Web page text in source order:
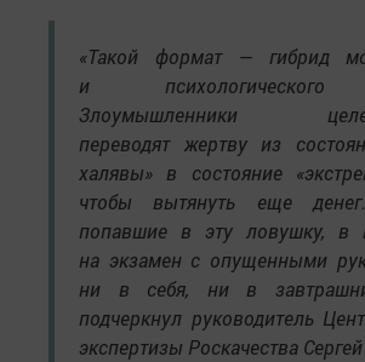
«Такой формат — гибрид
и психологического
Злоумышленники
переводят жертву из
халявы» в состояние
чтобы вытянуть еще
попавшие в эту ловушку, в
на экзамен с опущенными
ни в себя, ни в
подчеркнул руководитель
экспертизы Роскачества